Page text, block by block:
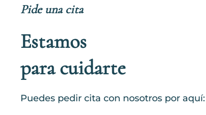
Pide una cita
Estamos
para cuidarte
Puedes pedir cita con nosotros por aquí: